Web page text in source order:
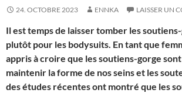
24. OCTOBRE 2023 ENNKA LAISSER UN
Il est temps de laisser tomber les
plutôt pour les bodysuits. En tant que
appris à croire que les soutiens-gorge
maintenir la forme de nos seins et les
des études récentes ont montré que les